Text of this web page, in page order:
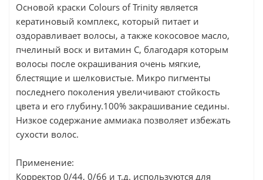
Основой краски Сolours of Trinity является
кератиновый комплекс, который питает и
оздоравливает волосы, а также кокосовое масло,
пчелиный воск и витамин С, благодаря которым
волосы после окрашивания очень мягкие,
блестящие и шелковистые. Микро пигменты
последнего поколения увеличивают стойкость
цвета и его глубину.100% закрашивание седины.
Низкое содержание аммиака позволяет избежать
сухости волос.
Применение:
Корректор 0/44, 0/66 и т.д. используются для